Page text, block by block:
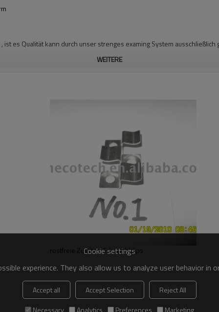
ist es Qualität kann durch unser strenges examing System
WEITERE
rostfreie Zusätze, Edelstahlclips
Cookie settings
experience. They also allow us to analyze user behavior
Accept all Accept Selection
Reject All
Necessary
Analytics Preferences Marketing